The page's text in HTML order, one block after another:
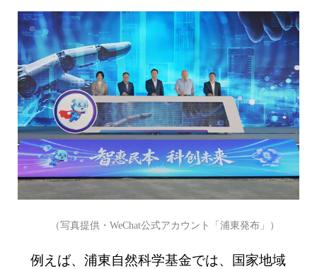
（写真提供・WeChat公式アカウント「浦東発布」）
例えば、浦東自然科学基金では、国家地域